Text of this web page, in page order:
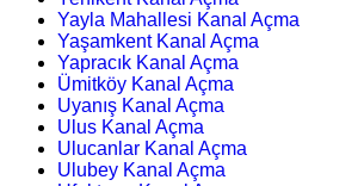
Yayla Mahallesi Kanal Açma
Yaşamkent Kanal Açma
Yapracık Kanal Açma
Ümitköy Kanal Açma
Uyanış Kanal Açma
Ulus Kanal Açma
Ulucanlar Kanal Açma
Ulubey Kanal Açma